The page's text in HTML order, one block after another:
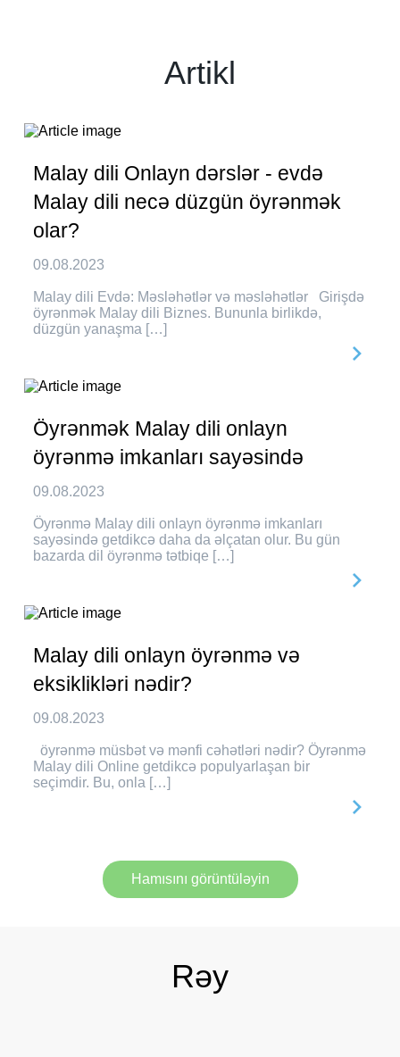
Artikl
Malay dili Onlayn dərslər - evdə
Malay dili necə düzgün öyrənmək
olar?
09.08.2023
Malay dili Evdə: Məsləhətlər və məsləhətlər Girişdə
öyrənmək Malay dili Biznes. Bununla birlikdə,
düzgün yanaşma […]
Öyrənmək Malay dili onlayn
öyrənmə imkanları sayəsində
09.08.2023
Öyrənmə Malay dili onlayn öyrənmə imkanları
sayəsində getdikcə daha da əlçatan olur. Bu gün
bazarda dil öyrənmə tətbiqe […]
Malay dili onlayn öyrənmə və
eksiklikləri nədir?
09.08.2023
öyrənmə müsbət və mənfi cəhətləri nədir? Öyrənmə
Malay dili Online getdikcə populyarlaşan bir
seçimdir. Bu, onla […]
Hamısını görüntüləyin
Rəy